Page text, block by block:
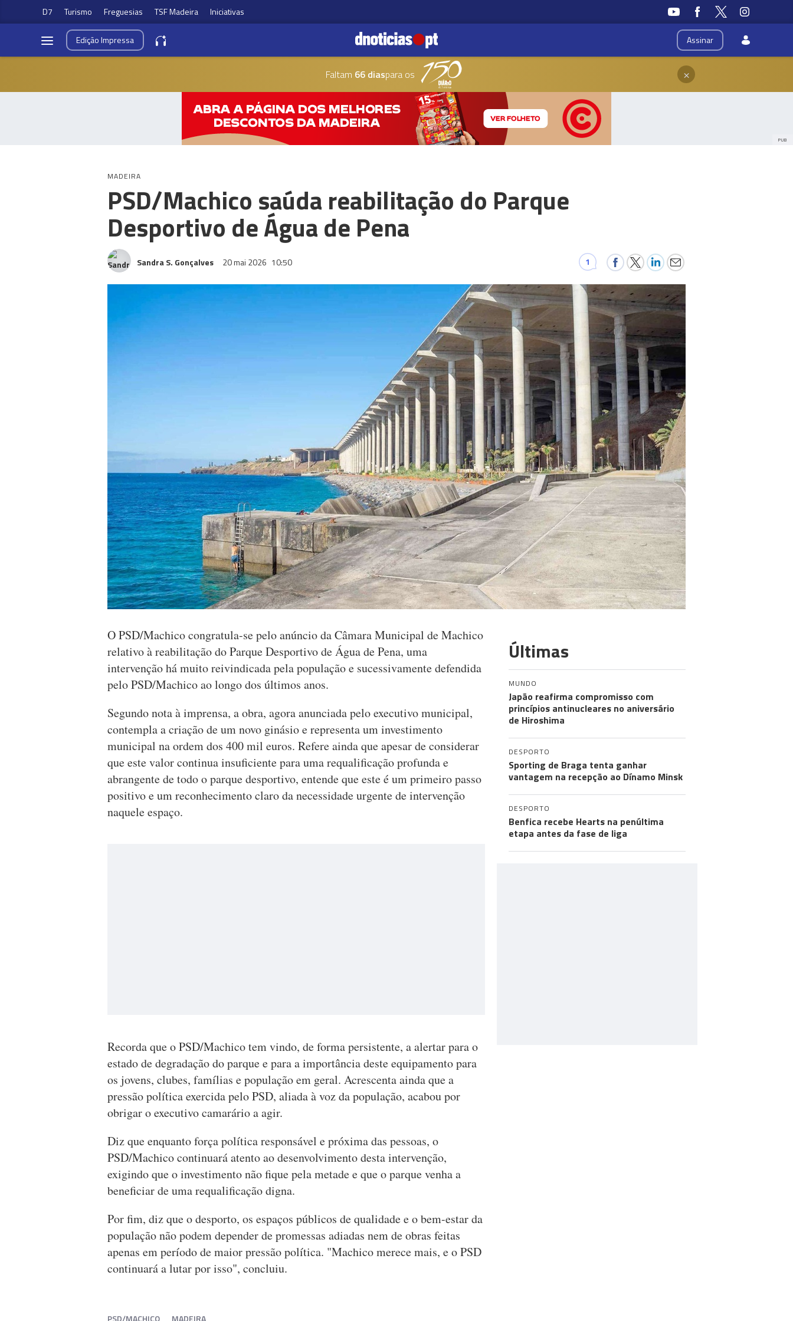
D7 Turismo Freguesias TSF Madeira Iniciativas
Assinar
EdiçãoImpressa
Faltam 66 diaspara os ×
PUB
MADEIRA
PSD/Machico saúda reabilitação do Parque
Desportivo de Água de Pena
Sandra S. Gonçalves 20 mai 2026 10:50 1
O PSD/Machico congratula-se pelo anúncio da Câmara Municipal de Machico
relativo à reabilitação do Parque Desportivo de Água de Pena, uma
intervenção há muito reivindicada pela população e sucessivamente defendida
pelo PSD/Machico ao longo dos últimos anos.
Segundo nota à imprensa, a obra, agora anunciada pelo executivo municipal,
contempla a criação de um novo ginásio e representa um investimento
municipal na ordem dos 400 mil euros. Refere ainda que apesar de considerar
que este valor continua insuficiente para uma requalificação profunda e
abrangente de todo o parque desportivo, entende que este é um primeiro passo
positivo e um reconhecimento claro da necessidade urgente de intervenção
naquele espaço.
Recorda que o PSD/Machico tem vindo, de forma persistente, a alertar para o
estado de degradação do parque e para a importância deste equipamento para
os jovens, clubes, famílias e população em geral. Acrescenta ainda que a
pressão política exercida pelo PSD, aliada à voz da população, acabou por
obrigar o executivo camarário a agir.
Diz que enquanto força política responsável e próxima das pessoas, o
PSD/Machico continuará atento ao desenvolvimento desta intervenção,
exigindo que o investimento não fique pela metade e que o parque venha a
beneficiar de uma requalificação digna.
Por fim, diz que o desporto, os espaços públicos de qualidade e o bem-estar da
população não podem depender de promessas adiadas nem de obras feitas
apenas em período de maior pressão política. "Machico merece mais, e o PSD
continuará a lutar por isso", concluiu.
PSD/MACHICO MADEIRA
Últimas
MUNDO
Japão reafirma compromisso com
princípios antinucleares no aniversário
de Hiroshima
DESPORTO
Sporting de Braga tenta ganhar
vantagem na recepção ao Dínamo Minsk
DESPORTO
Benfica recebe Hearts na penúltima
etapa antes da fase de liga